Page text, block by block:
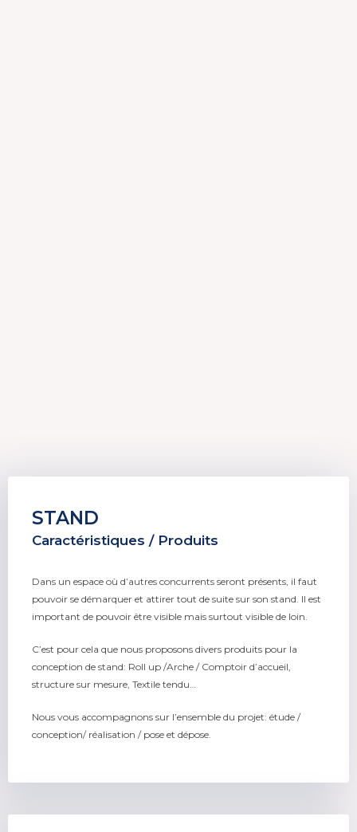
STAND
Caractéristiques / Produits
Dans un espace où d’autres concurrents seront présents, il faut
pouvoir se démarquer et attirer tout de suite sur son stand. Il est
important de pouvoir être visible mais surtout visible de loin.
C’est pour cela que nous proposons divers produits pour la
conception de stand: Roll up /Arche / Comptoir d’accueil,
structure sur mesure, Textile tendu…
Nous vous accompagnons sur l’ensemble du projet: étude /
conception/ réalisation / pose et dépose.